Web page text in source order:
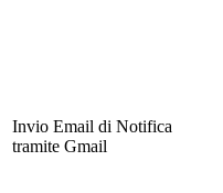
Invio Email di Notifica
tramite Gmail